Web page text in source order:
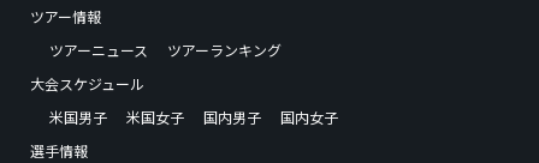
ツアー情報
ツアーニュース
ツアーランキング
大会スケジュール
米国男子
米国女子 国内男子
国内女子
選手情報